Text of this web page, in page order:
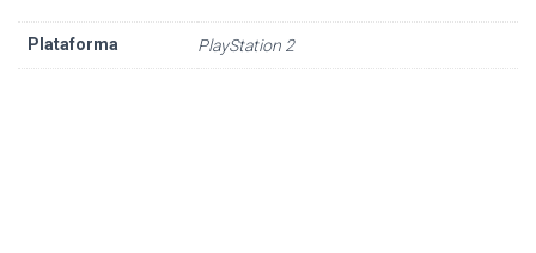
Plataforma PlayStation 2